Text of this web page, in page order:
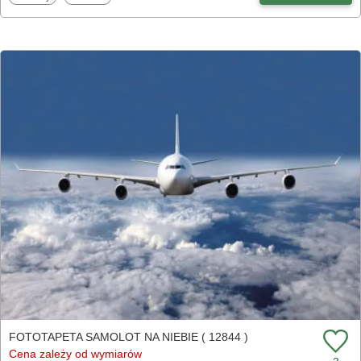
FOTOTAPETA SAMOLOT NA NIEBIE ( 12844 )
Cena zależy od wymiarów